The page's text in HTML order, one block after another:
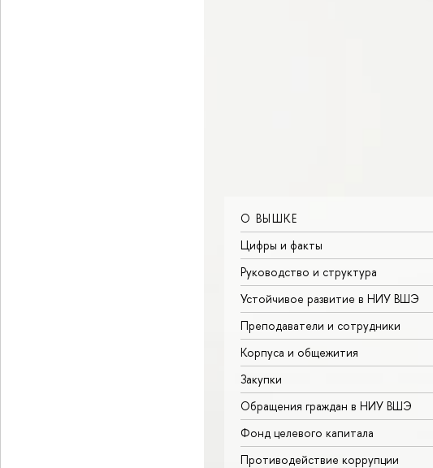
О ВЫШКЕ
Цифры и факты
Руководство и структура
Устойчивое развитие в НИУ ВШЭ
Преподаватели и сотрудники
Корпуса и общежития
Закупки
Обращения граждан в НИУ ВШЭ
Фонд целевого капитала
Противодействие коррупции